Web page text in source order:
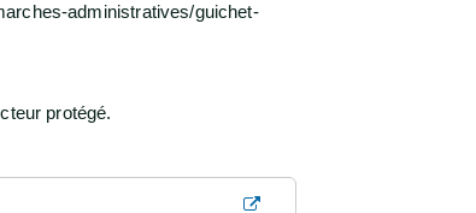
administratives/guichet-
protégé.